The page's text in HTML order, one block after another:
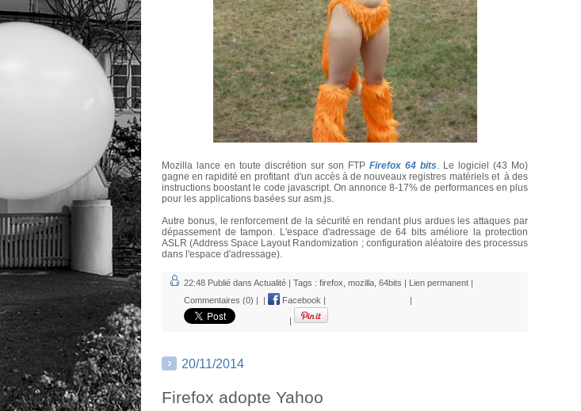
Mozilla lance en toute discrétion sur son FTP Firefox 64 bits. Le logiciel (43 Mo)
gagne en rapidité en profitant d'un accès à de nouveaux registres matériels et à des
instructions boostant le code javascript. On annonce 8-17% de performances en plus
pour les applications basées sur asm.js.
Autre bonus, le renforcement de la sécurité en rendant plus ardues les attaques par
dépassement de tampon. L'espace d'adressage de 64 bits améliore la protection
ASLR (Address Space Layout Randomization ; configuration aléatoire des processus
dans l'espace d'adressage).
22:48 Publié dans Actualité | Tags : firefox mozilla 64bits Lien permanent
Commentaires (0)
Facebook
20/11/2014
Firefox adopte Yahoo